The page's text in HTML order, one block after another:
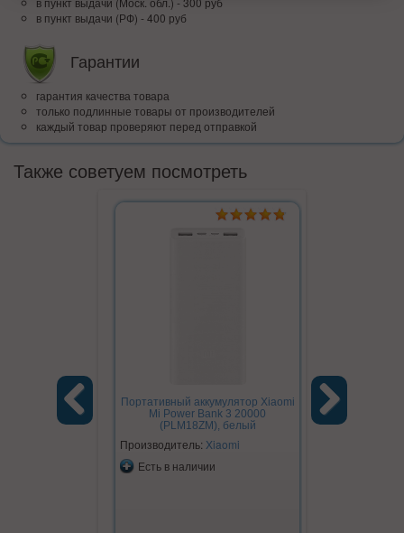
в пункт выдачи (РФ) - 400 руб
Гарантии
гарантия качества товара
только подлинные товары от производителей
каждый товар проверяют перед отправкой
Также советуем посмотреть
Портативный аккумулятор Xiaomi
Mi Power Bank 3 20000
(PLM18ZM), белый
Производитель: Xiaomi
Есть в наличии